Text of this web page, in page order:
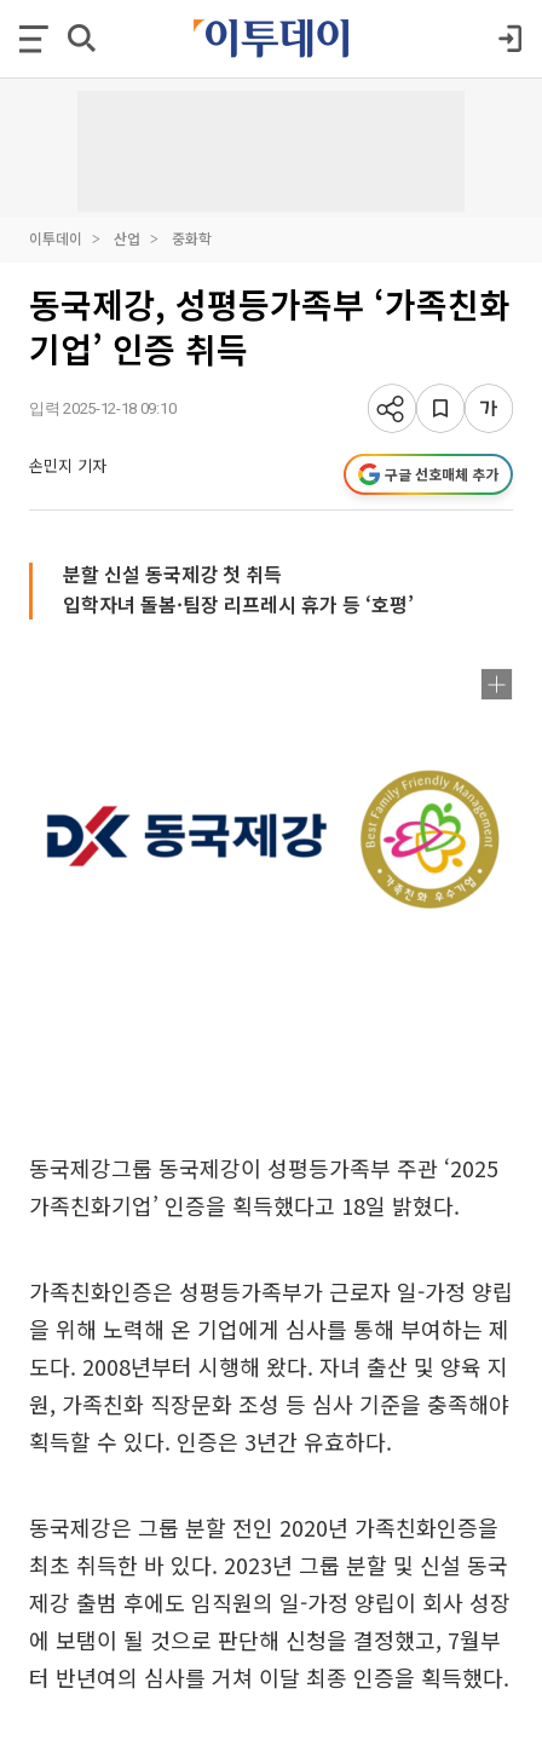
이투데이 산업 중화학
동국제강, 성평등가족부 ‘가족친화
기업’ 인증 취득
입력 2025-12-18 09:10
손민지 기자 구글 선호매체 추가
분할 신설 동국제강 첫 취득
입학자녀 돌봄·팀장 리프레시 휴가 등 ‘호평’
동국제강그룹 동국제강이 성평등가족부 주관 ‘2025
가족친화기업’ 인증을 획득했다고 18일 밝혔다.
가족친화인증은 성평등가족부가 근로자 일-가정 양립
을 위해 노력해 온 기업에게 심사를 통해 부여하는 제
도다. 2008년부터 시행해 왔다. 자녀 출산 및 양육 지
원, 가족친화 직장문화 조성 등 심사 기준을 충족해야
획득할 수 있다. 인증은 3년간 유효하다.
동국제강은 그룹 분할 전인 2020년 가족친화인증을
최초 취득한 바 있다. 2023년 그룹 분할 및 신설 동국
제강 출범 후에도 임직원의 일-가정 양립이 회사 성장
에 보탬이 될 것으로 판단해 신청을 결정했고, 7월부
터 반년여의 심사를 거쳐 이달 최종 인증을 획득했다.